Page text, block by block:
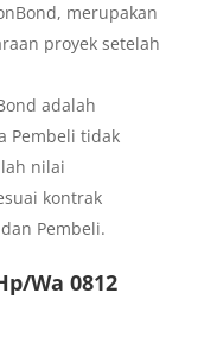
merupakan
proyek setelah
adalah
Pembeli tidak
nilai
kontrak
Pembeli.
Wa 0812